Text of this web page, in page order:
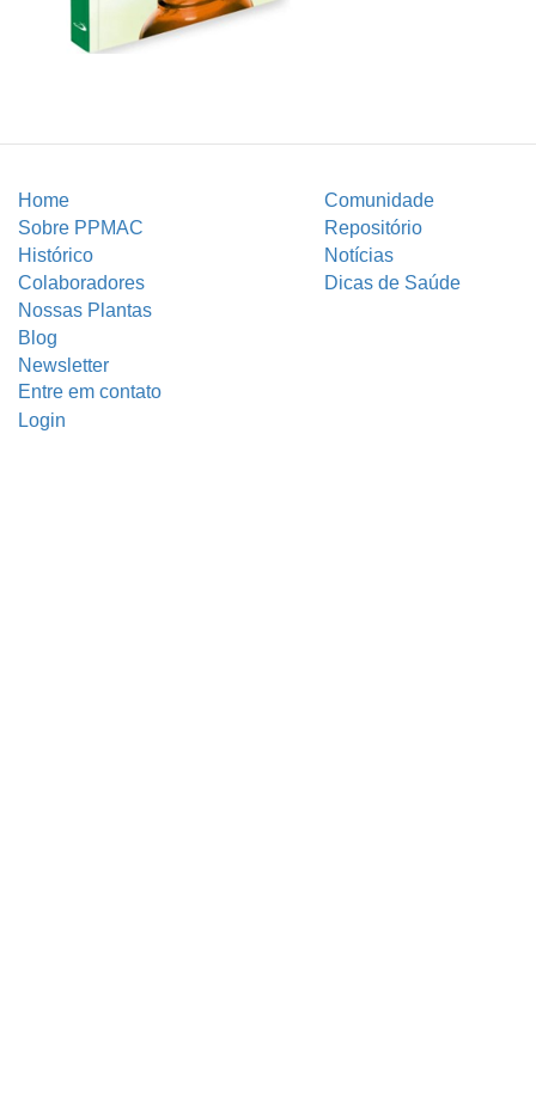
Home
Comunidade
Sobre PPMAC
Repositório
Histórico
Notícias
Colaboradores
Dicas de Saúde
Nossas Plantas
Blog
Newsletter
Entre em contato
Login